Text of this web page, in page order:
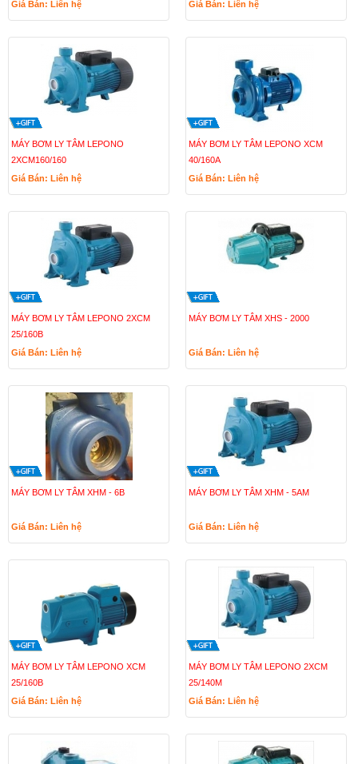
Giá Bán: Liên hệ Giá Bán: Liên hệ
MÁY BƠM LY TÂM LEPONO
2XCM160/160
Giá Bán: Liên hệ
MÁY BƠM LY TÂM LEPONO XCM
40/160A
Giá Bán: Liên hệ
MÁY BƠM LY TÂM LEPONO 2XCM
25/160B
Giá Bán: Liên hệ
MÁY BƠM LY TÂM XHS - 2000
Giá Bán: Liên hệ
MÁY BƠM LY TÂM XHM - 6B
Giá Bán: Liên hệ
MÁY BƠM LY TÂM XHM - 5AM
Giá Bán: Liên hệ
MÁY BƠM LY TÂM LEPONO XCM
25/160B
Giá Bán: Liên hệ
MÁY BƠM LY TÂM LEPONO 2XCM
25/140M
Giá Bán: Liên hệ